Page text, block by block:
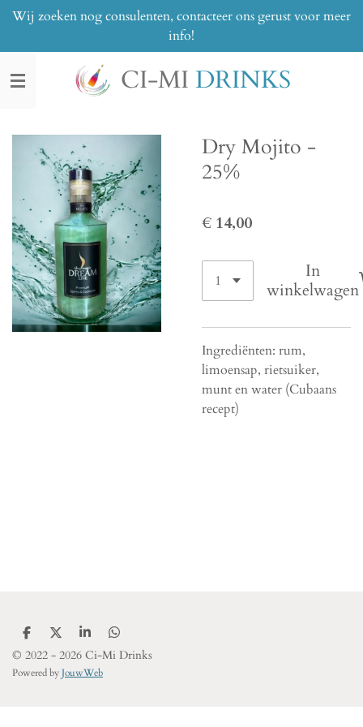
Ga
naar
de
hoofdinhoud
CI-MI DRINKS
Wij zoeken nog consulenten, contacteer ons gerust voor meer
info!
Dry Mojito -
25%
€ 14,00
In
winkelwagen
Ingrediënten: rum,
limoensap, rietsuiker,
munt en water (Cubaans
recept)
D
e
l
e
D
e
l
S
h
a
r
D
e
l
© 2022 - 2026 Ci-Mi Drinks
Powered byJouwWeb